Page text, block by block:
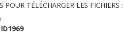
POUR TÉLÉCHARGER LES FICHIERS :